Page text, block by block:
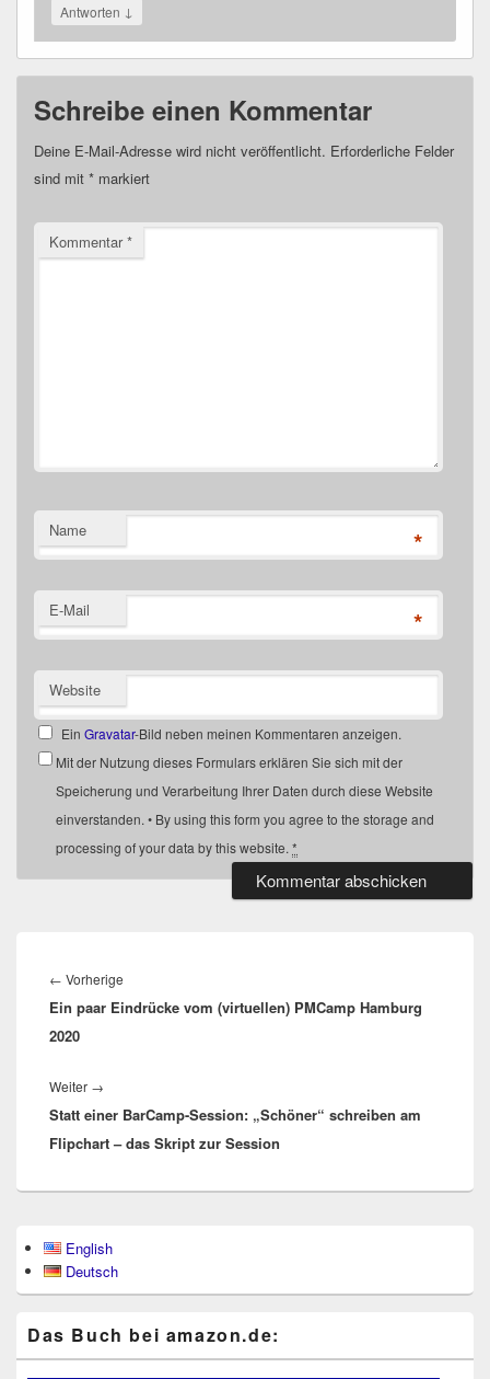
Antworten ↓
Schreibe einen Kommentar
Deine E-Mail-Adresse wird nicht veröffentlicht. Erforderliche Felder
sind mit * markiert
Kommentar*
Name *
E-Mail *
Website
EinGravatar-Bild neben meinen Kommentaren anzeigen.
Mit der Nutzung dieses Formulars erklären Sie sich mit der
Speicherung und Verarbeitung Ihrer Daten durch diese Website
einverstanden. • By using this form you agree to the storage and
processing of your data by this website. *
← Vorherige
Beitrag:
Ein paar Eindrücke vom (virtuellen) PMCamp Hamburg
2020
Weiter →
Beitrag:
Statt einer BarCamp-Session: „Schöner“ schreiben am
Flipchart – das Skript zur Session
Seitenleisten-
Widgetbereich
English
Deutsch
Das Buch bei ama​zon​.de: